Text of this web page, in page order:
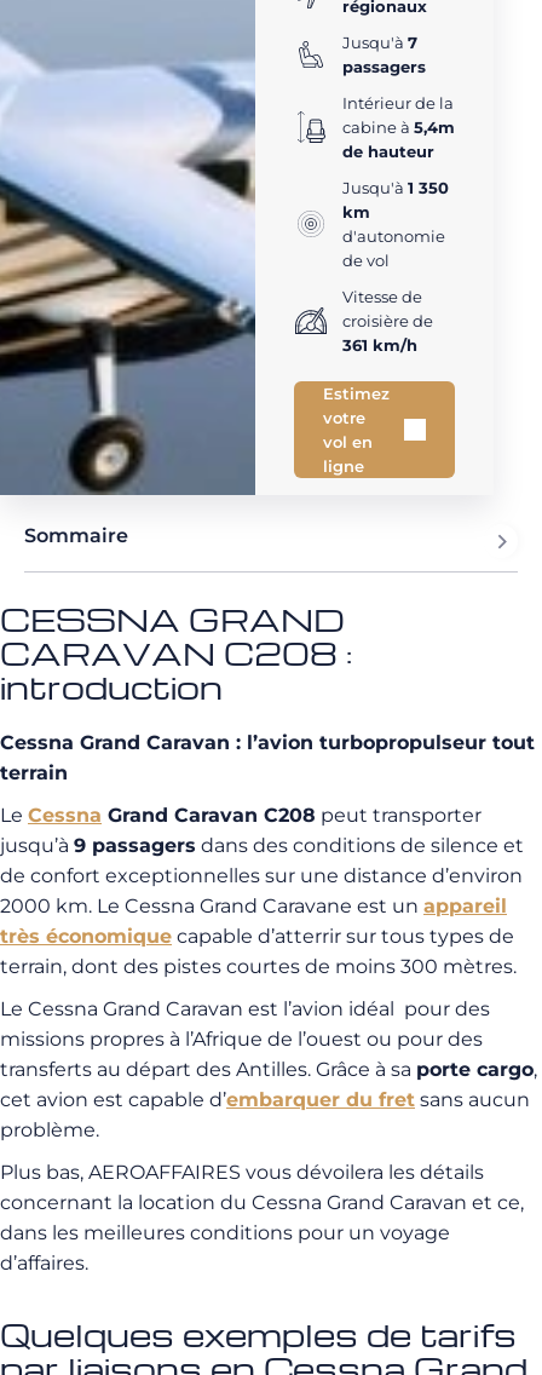
régionaux
Jusqu'à 7
passagers
Intérieur de la
cabine à 5,4m
de hauteur
Jusqu'à 1 350
km
d'autonomie
de vol
Vitesse de
croisière de
361 km/h
Estimez
votre
vol en
ligne
Sommaire
CESSNA GRAND
CARAVAN C208 :
introduction
Cessna Grand Caravan : l’avion turbopropulseur tout
terrain
Le Cessna Grand Caravan C208 peut transporter
jusqu’à 9 passagers dans des conditions de silence et
de confort exceptionnelles sur une distance d’environ
2000 km. Le Cessna Grand Caravane est un appareil
très économique capable d’atterrir sur tous types de
terrain, dont des pistes courtes de moins 300 mètres.
Le Cessna Grand Caravan est l’avion idéal pour des
missions propres à l’Afrique de l’ouest ou pour des
transferts au départ des Antilles. Grâce à sa porte cargo,
cet avion est capable d’embarquer du fret sans aucun
problème.
Plus bas, AEROAFFAIRES vous dévoilera les détails
concernant la location du Cessna Grand Caravan et ce,
dans les meilleures conditions pour un voyage
d’affaires.
Quelques exemples de tarifs